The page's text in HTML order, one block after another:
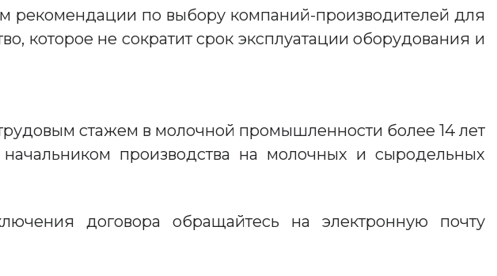
рекомендации по выбору компаний-производителей для
которое не сократит срок эксплуатации оборудования и
стажем в молочной промышленности более 14 лет
производства на молочных и сыродельных
договора обращайтесь на электронную почту